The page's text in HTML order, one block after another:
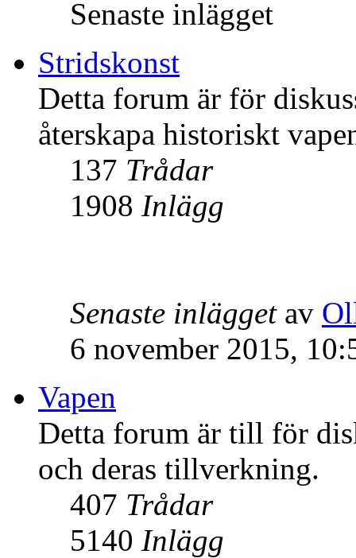
Senaste inlägget
Stridskonst
Detta forum är för
återskapa historiskt
137 Trådar
1908 Inlägg
Senaste inläggetav
6 november 2015,
Vapen
Detta forum är till för
och deras tillverkning.
407 Trådar
5140 Inlägg